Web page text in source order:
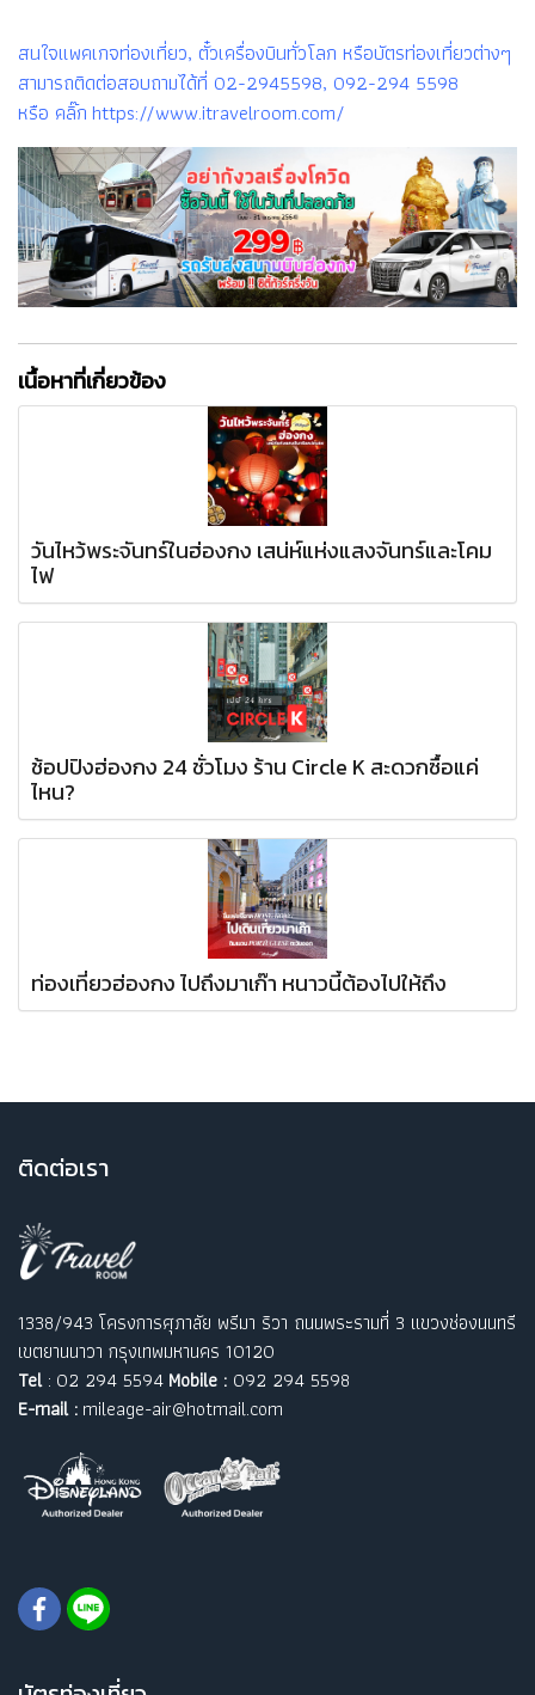
สนใจแพคเกจท่องเที่ยว, ตั๋วเครื่องบินทั่วโลก หรือบัตรท่องเที่ยวต่างๆ
สามารถติดต่อสอบถามได้ที่ 02-2945598, 092-294 5598
หรือ คลิ๊ก https://www.itravelroom.com/
เนื้อหาที่เกี่ยวข้อง
วันไหว้พระจันทร์ในฮ่องกง เสน่ห์แห่งแสงจันทร์และโคม
ไฟ
ช้อปปิงฮ่องกง 24 ชั่วโมง ร้าน Circle K สะดวกซื้อแค่
ไหน?
ท่องเที่ยวฮ่องกง ไปถึงมาเก๊า หนาวนี้ต้องไปให้ถึง
ติดต่อเรา
1338/943 โครงการศุภาลัย พรีมา ริวา ถนนพระรามที่ 3 แขวงช่องนนทรี
เขตยานนาวา กรุงเทพมหานคร 10120
Tel: 02 294 5594 Mobile : 092 294 5598
E-mail : mileage-air@hotmail.com